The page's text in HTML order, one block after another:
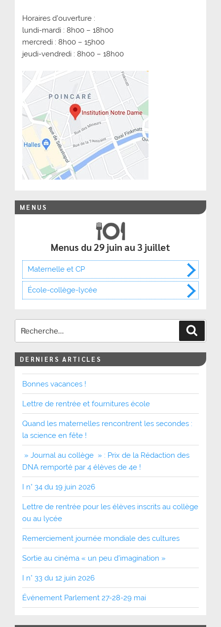
Horaires d’ouverture :
lundi-mardi : 8h00 – 18h00
mercredi : 8h00 – 15h00
jeudi-vendredi : 8h00 – 18h00
MENUS
Menus du 29 juin au 3 juillet
Maternelle et CP
École-collège-lycée
DERNIERS ARTICLES
Bonnes vacances !
Lettre de rentrée et fournitures école
Quand les maternelles rencontrent les secondes :
la science en fête !
» Journal au collège » : Prix de la Rédaction des
DNA remporté par 4 élèves de 4e !
I n° 34 du 19 juin 2026
Lettre de rentrée pour les élèves inscrits au collège
ou au lycée
Remerciement journée mondiale des cultures
Sortie au cinéma « un peu d’imagination »
I n° 33 du 12 juin 2026
Événement Parlement 27-28-29 mai